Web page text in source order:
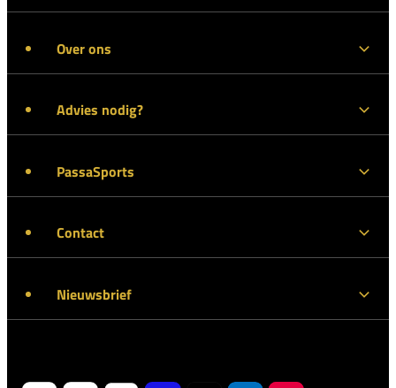
Over ons
Advies nodig?
PassaSports
Contact
Nieuwsbrief